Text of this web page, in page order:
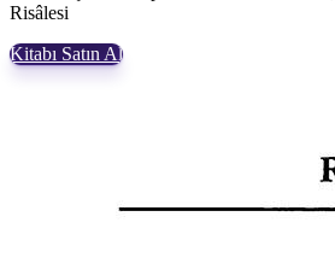
Risâlesi
Kitabı Satın Al